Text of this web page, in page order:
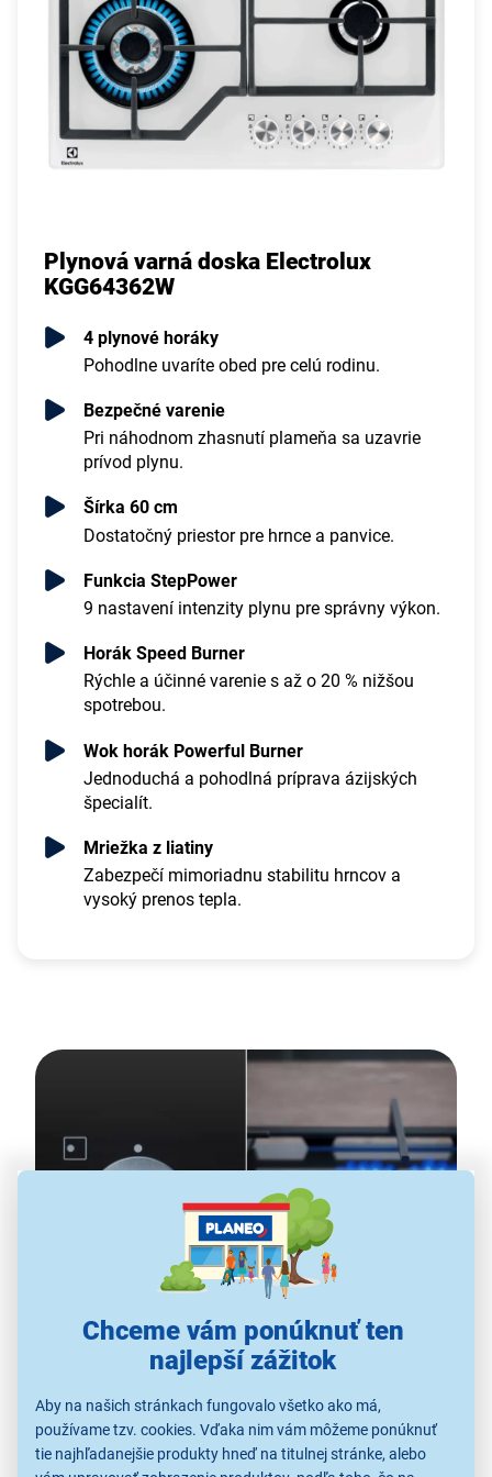
Chceme vám ponúknuť ten
najlepší zážitok
Aby na našich stránkach fungovalo všetko ako má,
používame tzv. cookies. Vďaka nim vám môžeme ponúknuť
tie najhľadanejšie produkty hneď na titulnej stránke, alebo
Plynová varná doska Electrolux
KGG64362W
4 plynové horáky
Pohodlne uvaríte obed pre celú rodinu.
Bezpečné varenie
Pri náhodnom zhasnutí plameňa sa uzavrie
prívod plynu.
Šírka 60 cm
Dostatočný priestor pre hrnce a panvice.
Funkcia StepPower
9 nastavení intenzity plynu pre správny výkon.
Horák Speed Burner
Rýchle a účinné varenie s až o 20 % nižšou
spotrebou.
Wok horák Powerful Burner
Jednoduchá a pohodlná príprava ázijských
špecialít.
Mriežka z liatiny
Zabezpečí mimoriadnu stabilitu hrncov a
vysoký prenos tepla.
Dokonalá kontrola plameňov
Privítajte v kuchyni pomocníka, s ktorým pripálenému
jedlu či nekonečnému čakaniu, kým zovrie voda,